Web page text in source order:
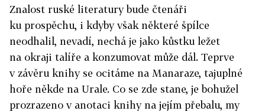
Znalost ruské literatury bude čtenáři
ku prospěchu, i kdyby však některé špílce
neodhalil, nevadí, nechá je jako kůstku ležet
na okraji talíře a konzumovat může dál. Teprve
v závěru knihy se ocitáme na Manaraze, tajuplné
hoře někde na Urale. Co se zde stane, je bohužel
prozrazeno v anotaci knihy na jejím přebalu, my